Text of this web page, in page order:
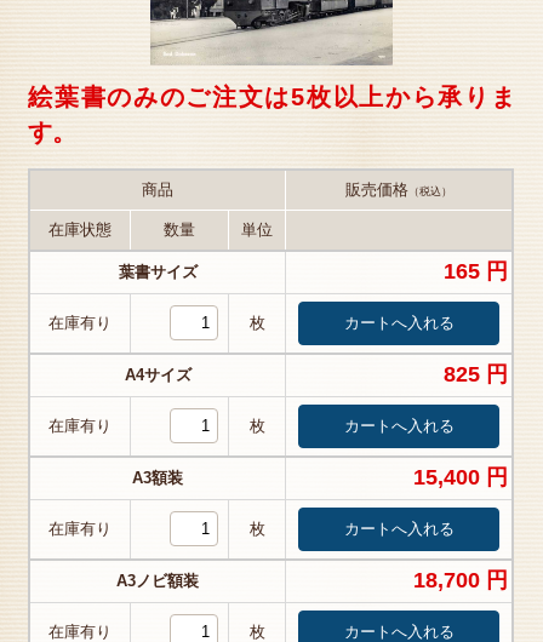
絵葉書のみのご注文は5枚以上から承りま
す。
商品 販売価格 （税込）
在庫状態 数量 単位
葉書サイズ 165 円
在庫有り 枚
A4サイズ 825 円
在庫有り 枚
A3額装 15,400 円
在庫有り 枚
A3ノビ額装 18,700 円
在庫有り 枚